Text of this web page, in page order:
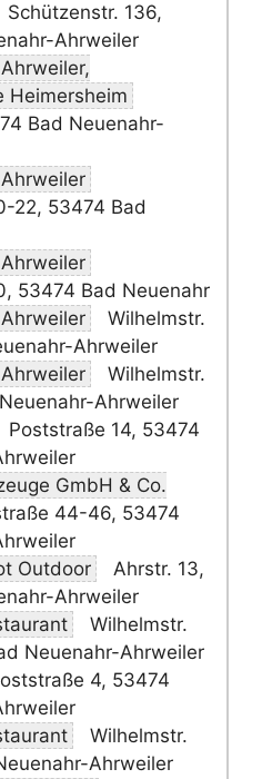
Schützenstr. 136,
Ahrweiler
Heimersheim
Bad Neuenahr-
22, 53474 Bad
53474 Bad Neuenahr
Wilhelmstr.
Ahrweiler
Wilhelmstr.
Ahrweiler
Poststraße 14, 53474
GmbH & Co.
44-46, 53474
Outdoor
Ahrstr. 13,
Ahrweiler
Wilhelmstr.
Neuenahr-Ahrweiler
4, 53474
Wilhelmstr.
Ahrweiler